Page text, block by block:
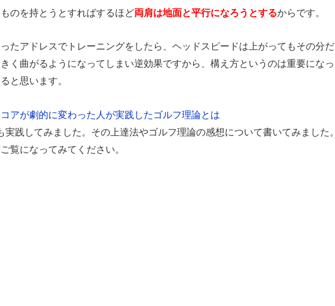
のを持とうとすればするほど両肩は地面と平行になろうとするからです。
たアドレスでトレーニングをしたら、ヘッドスピードは上がってもその分だ
く曲がるようになってしまい逆効果ですから、構え方というのは重要になっ
と思います。
コアが劇的に変わった人が実践したゴルフ理論とは
実践してみました。その上達法やゴルフ理論の感想について書いてみました。
覧になってみてください。